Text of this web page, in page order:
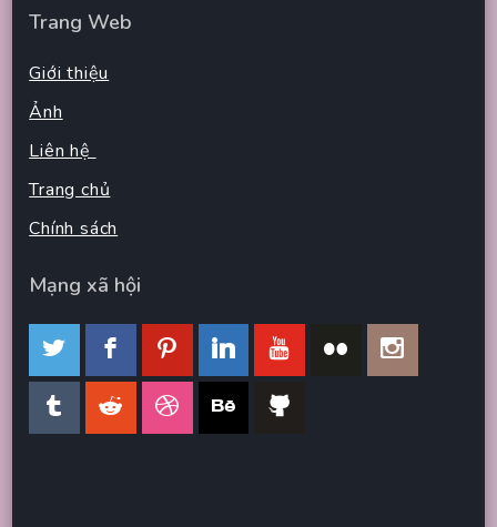
Trang Web
Giới thiệu
Ảnh
Liên hệ
Trang chủ
Chính sách
Mạng xã hội